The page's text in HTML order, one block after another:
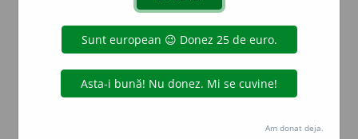
info
Aceste definiții sunt compilate de
echipa dexonline. Definițiile
originale se află pe filadefiniții.
preferințe
Am donat deja.